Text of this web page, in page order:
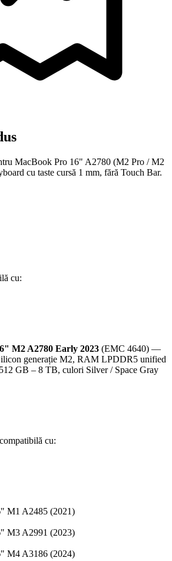
MacBook Pro 16" A2780 (M2 Pro / M2
cu taste cursă 1 mm, fără Touch Bar.
cu:
M2 A2780 Early 2023 (EMC 4640) —
generație M2, RAM LPDDR5 unified
GB – 8 TB, culori Silver / Space Gray
cu:
M1 A2485 (2021)
M3 A2991 (2023)
M4 A3186 (2024)